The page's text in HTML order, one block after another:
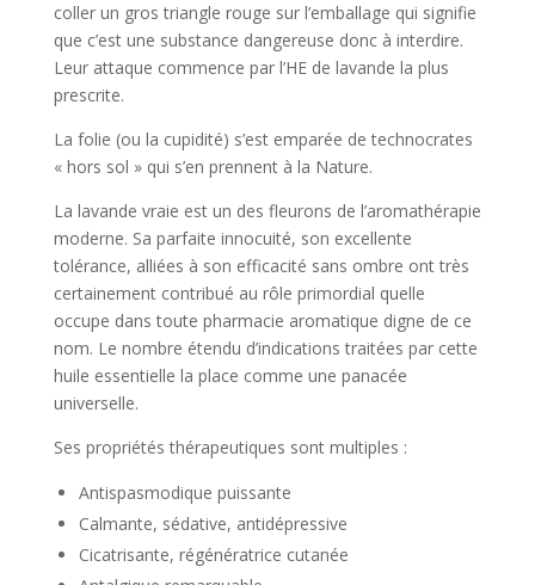
coller un gros triangle rouge sur l’emballage qui signifie
que c’est une substance dangereuse donc à interdire.
Leur attaque commence par l’HE de lavande la plus
prescrite.
La folie (ou la cupidité) s’est emparée de technocrates
« hors sol » qui s’en prennent à la Nature.
La lavande vraie est un des fleurons de l’aromathérapie
moderne. Sa parfaite innocuité, son excellente
tolérance, alliées à son efficacité sans ombre ont très
certainement contribué au rôle primordial quelle
occupe dans toute pharmacie aromatique digne de ce
nom. Le nombre étendu d’indications traitées par cette
huile essentielle la place comme une panacée
universelle.
Ses propriétés thérapeutiques sont multiples :
Antispasmodique puissante
Calmante, sédative, antidépressive
Cicatrisante, régénératrice cutanée